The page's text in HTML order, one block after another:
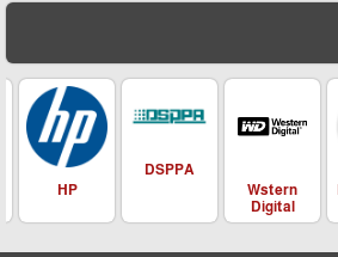
Wstern
Digital
DSPPA
HP